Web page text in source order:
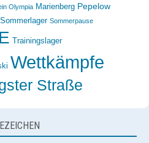
Olympia Marienberg Pepelow
Sommerlager Sommerpause
Trainingslager
Wettkämpfe
Straße